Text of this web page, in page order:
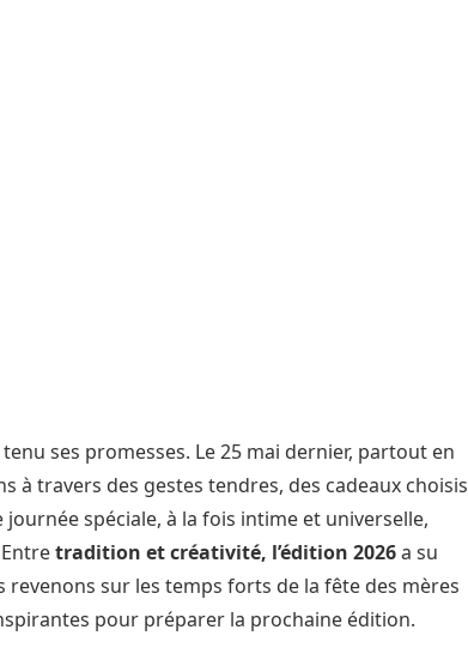
ses promesses. Le 25 mai dernier, partout en
à travers des gestes tendres, des cadeaux choisis
spéciale, à la fois intime et universelle,
Entretradition et créativité, l’édition 2026a su
sur les temps forts de la fête des mères
pour préparer la prochaine édition.